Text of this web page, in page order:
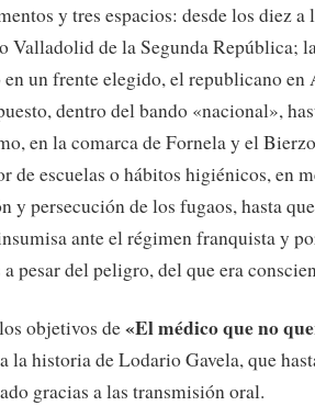
y tres espacios: desde los diez a
Valladolid de la Segunda República;
un frente elegido, el republicano en
dentro del bando «nacional»,
en la comarca de Fornela y el
de escuelas o hábitos higiénicos, en
y persecución de los fugaos, hasta
ante el régimen franquista y
pesar del peligro, del que era
objetivos de«El médico que no
la historia de Lodario Gavela, que
gracias a las transmisión oral.